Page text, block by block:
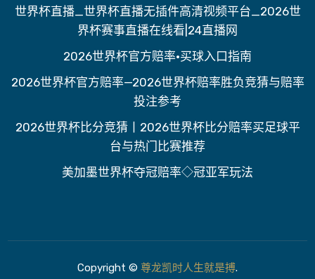
世界杯直播_世界杯直播无插件高清视频平台_2026世
界杯赛事直播在线看|24直播网
2026世界杯官方赔率·买球入口指南
2026世界杯官方赔率—2026世界杯赔率胜负竞猜与赔率
投注参考
2026世界杯比分竞猜丨2026世界杯比分赔率买足球平
台与热门比赛推荐
美加墨世界杯夺冠赔率◇冠亚军玩法
Copyright © 尊龙凯时人生就是搏.